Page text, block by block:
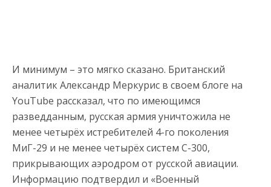
И минимум – это мягко сказано. Британский
аналитик Александр Меркурис в своем блоге на
YouTube рассказал, что по имеющимся
разведданным, русская армия уничтожила не
менее четырёх истребителей 4-го поколения
МиГ-29 и не менее четырёх систем С-300,
прикрывающих аэродром от русской авиации.
Информацию подтвердил и «Военный